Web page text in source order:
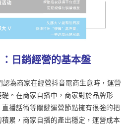
日銷經營的基本盤
認為商家在經營抖音電商生意時，運營
。在商家自播中，商家對於品牌形
播話術等關鍵運營節點擁有很強的把
累，商家自播的產出穩定，運營成本